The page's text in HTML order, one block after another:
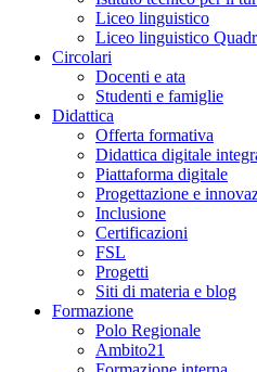
Liceo linguistico
Liceo linguistico
Circolari
Docenti e ata
Studenti e famiglie
Didattica
Offerta formativa
Didattica digitale
Piattaforma digitale
Progettazione e
Inclusione
Certificazioni
FSL
Progetti
Siti di materia e blog
Formazione
Polo Regionale
Ambito21